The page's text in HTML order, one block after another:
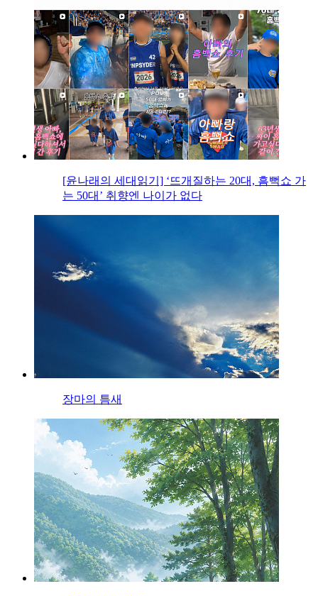
[윤나래의 세대읽기] ‘뜨개질하는 20대, 흠뻑쇼 가
는 50대’ 취향엔 나이가 없다
장마의 틈새